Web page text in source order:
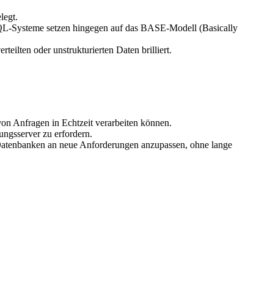
Systeme setzen hingegen auf das BASE-Modell (Basically
oder unstrukturierten Daten brilliert.
Anfragen in Echtzeit verarbeiten können.
zu erfordern.
an neue Anforderungen anzupassen, ohne lange